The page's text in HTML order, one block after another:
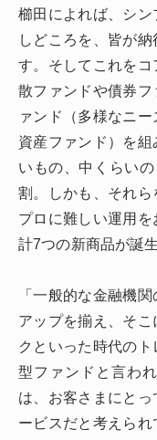
櫛田によれば、シン
しどころを、皆が
す。そしてこれを
散ファンドや債券
ァンド（多様なニ
資産ファンド）を
いもの、中くらい
割。しかも、それら
プロに難しい運用を
計7つの新商品が誕
「一般的な金融機
アップを揃え、そ
クといった時代の
型ファンドと言わ
は、お客さまにと
ービスだと考えら